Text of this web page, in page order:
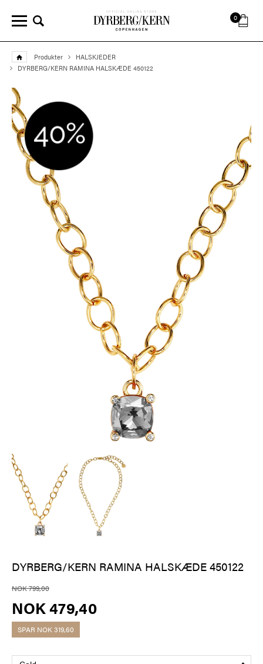
0
Produkter
HALSKJEDER
DYRBERG/KERN RAMINA HALSKÆDE 450122
DYRBERG/KERN RAMINA HALSKÆDE 450122
NOK 799,00
NOK 479,40
SPAR NOK 319,60